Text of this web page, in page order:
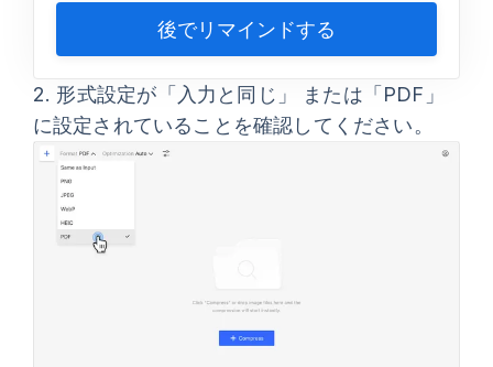
後でリマインドする
2. 形式設定が 「入力と同じ」 または 「PDF」
に設定されていることを確認してください。